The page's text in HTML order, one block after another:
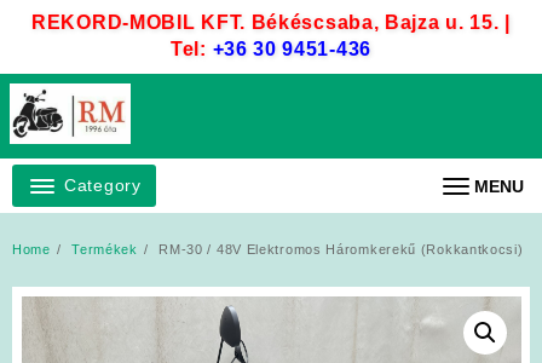
REKORD-MOBIL KFT. Békéscsaba, Bajza u. 15. |
Tel: +36 30 9451-436
Category MENU
Home Termékek RM-30 / 48V Elektromos Háromkerekű (Rokkantkocsi)